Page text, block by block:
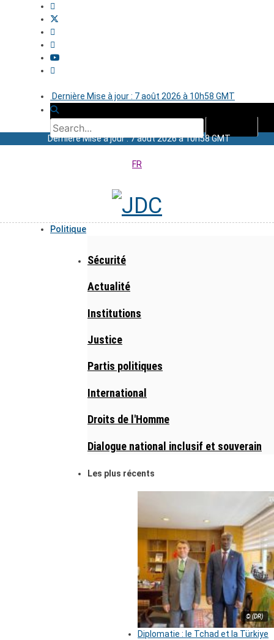
Dernière Mise à jour : 7 août 2026 à 10h58 GMT
Dernière Mise à jour : 7 août 2026 à 10h58 GMT
FR
Politique
Sécurité
Actualité
Institutions
Justice
Partis politiques
International
Droits de l'Homme
Dialogue national inclusif et souverain
Les plus récents
© (DR)
Diplomatie : le Tchad et la Türkiye